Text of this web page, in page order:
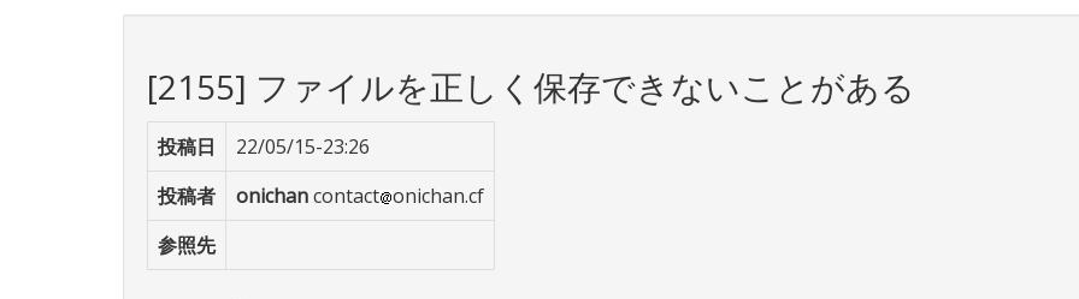
[2155] ファイルを正しく保存できないことがある
投稿日
22/05/15-23:26
投稿者
onichancontact onichan.cf
参照先